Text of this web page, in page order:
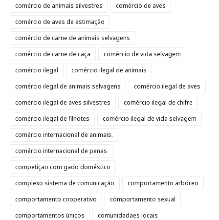
comércio de animais silvestres
comércio de aves
comércio de aves de estimação
comércio de carne de animais selvagens
comércio de carne de caça
comércio de vida selvagem
comércio ilegal
comércio ilegal de animais
comércio ilegal de animais selvagens
comércio ilegal de aves
comércio ilegal de aves silvestres
comércio ilegal de chifre
comércio ilegal de filhotes
comércio ilegal de vida selvagem
comércio internacional de animais.
comércio internacional de penas
competição com gado doméstico
complexo sistema de comunicação
comportamento arbóreo
comportamento cooperativo
comportamento sexual
comportamentos únicos
comunidadaes locais